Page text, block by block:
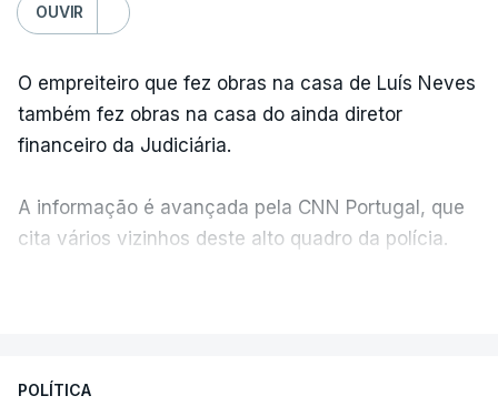
OUVIR
O empreiteiro que fez obras na casa de Luís Neves
também fez obras na casa do ainda diretor
financeiro da Judiciária.
A informação é avançada pela CNN Portugal, que
cita vários vizinhos deste alto quadro da polícia.
apreendido numa operação de droga.
POLÍTICA